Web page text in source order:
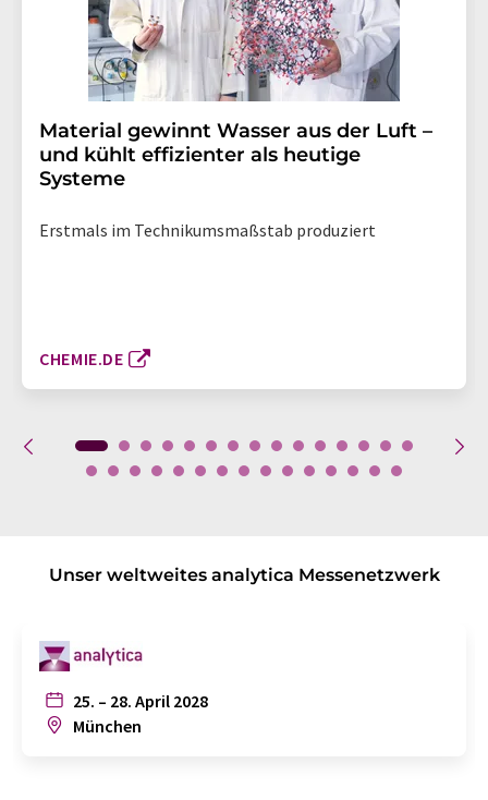
Material gewinnt Wasser aus der Luft –
und kühlt effizienter als heutige
Systeme
Erstmals im Technikumsmaßstab produziert
CHEMIE.DE
Unser weltweites analytica Messenetzwerk
25. – 28. April 2028
München